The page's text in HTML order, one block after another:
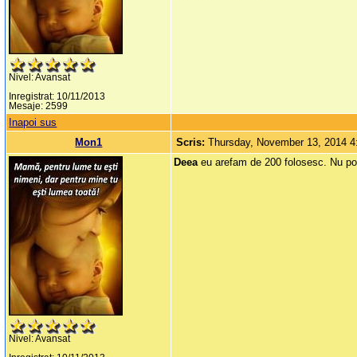
Nivel: Avansat
Inregistrat: 10/11/2013
Mesaje: 2599
Inapoi sus
Mon1
Scris:Thursday, November 13, 2014
Nivel: Avansat
Deeaeu arefam de 200 folosesc. Nu